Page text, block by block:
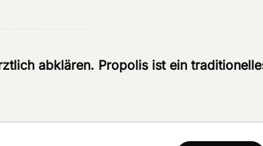
abklären. Propolis ist ein